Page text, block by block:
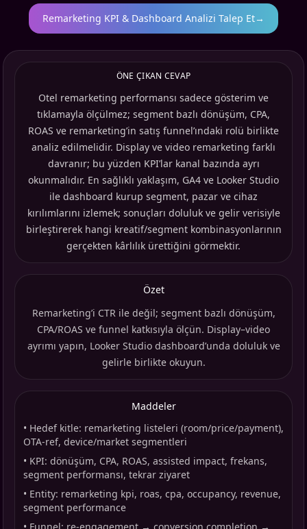
Remarketing KPI & Dashboard Analizi Talep Et→
ÖNE ÇIKAN CEVAP
Otel remarketing performansı sadece gösterim ve
tıklamayla ölçülmez; segment bazlı dönüşüm, CPA,
ROAS ve remarketing’in satış funnel’ındaki rolü birlikte
analiz edilmelidir. Display ve video remarketing farklı
davranır; bu yüzden KPI’lar kanal bazında ayrı
okunmalıdır. En sağlıklı yaklaşım, GA4 ve Looker Studio
ile dashboard kurup segment, pazar ve cihaz
kırılımlarını izlemek; sonuçları doluluk ve gelir verisiyle
birleştirerek hangi kreatif/segment kombinasyonlarının
gerçekten kârlılık ürettiğini görmektir.
Özet
Remarketing’i CTR ile değil; segment bazlı dönüşüm,
CPA/ROAS ve funnel katkısıyla ölçün. Display–video
ayrımı yapın, Looker Studio dashboard’unda doluluk ve
gelirle birlikte okuyun.
Maddeler
• Hedef kitle: remarketing listeleri (room/price/payment),
OTA-ref, device/market segmentleri
• KPI: dönüşüm, CPA, ROAS, assisted impact, frekans,
segment performansı, tekrar ziyaret
• Entity: remarketing kpi, roas, cpa, occupancy, revenue,
segment performance